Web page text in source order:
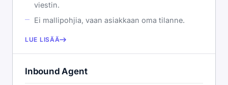
viestin.
Ei mallipohjia, vaan asiakkaan oma tilanne.
LUE LISÄÄ
Inbound Agent